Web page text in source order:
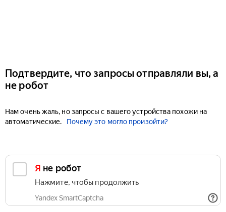
Подтвердите, что запросы отправляли вы, а
не робот
Нам очень жаль, но запросы с вашего устройства похожи на
автоматические.
Почему это могло произойти?
Я не робот
Нажмите, чтобы продолжить
Yandex SmartCaptcha